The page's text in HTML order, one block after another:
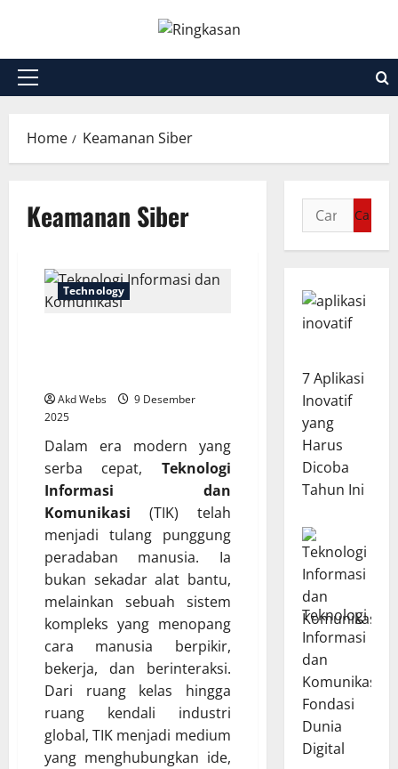
content
Primary
Home Keamanan Siber
Keamanan Siber
Technology
Akd Webs
9 Desember
2025
Dalam era modern yang
serba cepat, Teknologi
Informasi dan
Komunikasi (TIK) telah
menjadi tulang punggung
peradaban manusia. Ia
bukan sekadar alat bantu,
melainkan sebuah sistem
kompleks yang menopang
cara manusia berpikir,
bekerja, dan berinteraksi.
Dari ruang kelas hingga
ruang kendali industri
global, TIK menjadi medium
yang menghubungkan ide,
Cari
untuk:
7 Aplikasi
Inovatif
yang
Harus
Dicoba
Tahun Ini
Teknologi
Informasi
dan
Komunikasi:
Fondasi
Dunia
Digital